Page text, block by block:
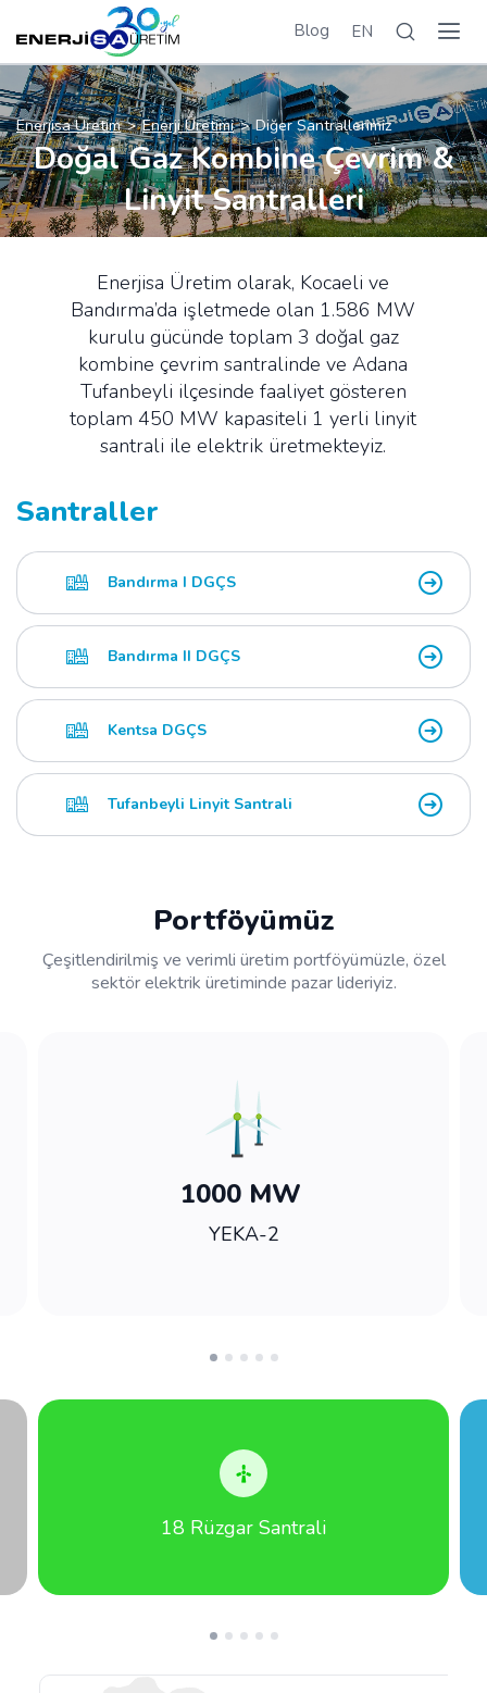
Blog EN
Enerjisa Üretim Enerji Üretimi Diğer Santrallerimiz
Doğal Gaz Kombine Çevrim &
Linyit Santralleri
Enerjisa Üretim olarak, Kocaeli ve
Bandırma’da işletmede olan 1.586 MW
kurulu gücünde toplam 3 doğal gaz
kombine çevrim santralinde ve Adana
Tufanbeyli ilçesinde faaliyet gösteren
toplam 450 MW kapasiteli 1 yerli linyit
santrali ile elektrik üretmekteyiz.
Santraller
Bandırma I DGÇS
Bandırma II DGÇS
Kentsa DGÇS
Tufanbeyli Linyit Santrali
Portföyümüz
Çeşitlendirilmiş ve verimli üretim portföyümüzle, özel
sektör elektrik üretiminde pazar lideriyiz.
1000 MW
YEKA-2
18 Rüzgar Santrali